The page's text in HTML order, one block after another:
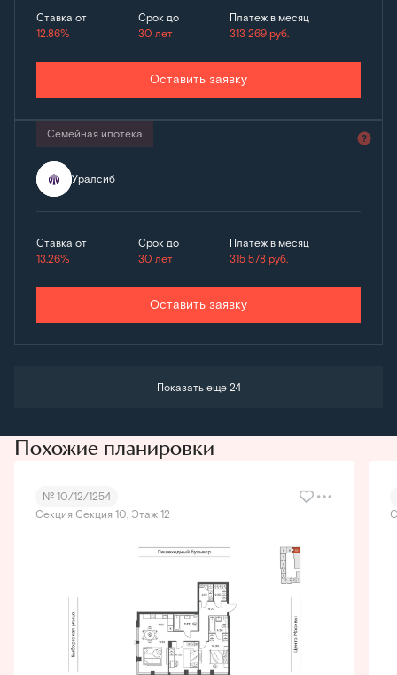
Ставка от
12.86%
Срок до
30 лет
Платеж в месяц
313 269руб.
Оставить заявку
Семейная ипотека
Уралсиб
Ставка от
13.26%
Срок до
30 лет
Платеж в месяц
315 578руб.
Оставить заявку
Показать еще 24
Похожие планировки
№ 10/12/1254
Секция Секция 10, Этаж 12